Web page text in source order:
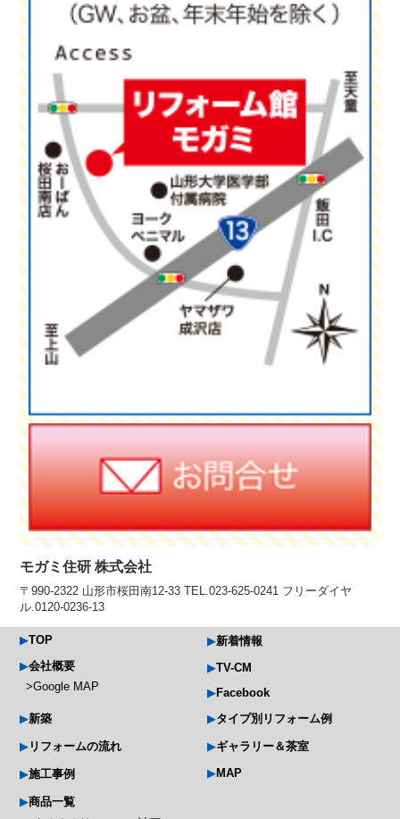
モガミ住研 株式会社
〒990-2322 山形市桜田南12-33 TEL.023-625-0241 フリーダイヤ
ル.0120-0236-13
TOP
会社概要
Google MAP
新築
リフォームの流れ
施工事例
商品一覧
新着情報
TV-CM
Facebook
タイプ別リフォーム例
ギャラリー＆茶室
MAP